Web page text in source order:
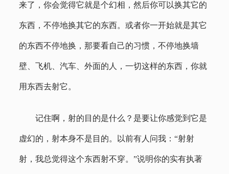
来了，你会觉得它就是个幻相，然后你可以换其它的
东西，不停地换其它的东西。或者你一开始就是其它
的东西不停地换，那要看自己的习惯，不停地换墙
壁、飞机、汽车、外面的人，一切这样的东西，你就
用东西去射它。
记住啊，射的目的是什么？是要让你感觉到它是
虚幻的，射本身不是目的。以前有人问我：“射射
射，我总觉得这个东西射不穿。”说明你的实有执著